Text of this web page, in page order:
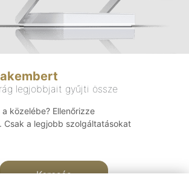
legjobbjait gyűjti össze
közelébe? Ellenőrizze
Csak a legjobb szolgáltatásokat